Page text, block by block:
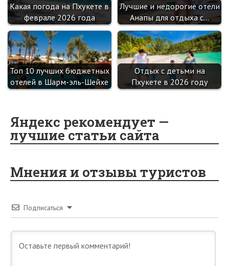
Какая погода на Пхукете в
феврале 2026 года
Лучшие и недорогие отели
Анапы для отдыха с…
Топ 10 лучших бюджетных
отелей в Шарм-эль-Шейхе
Отдых с детьми на
Пхукете в 2026 году
Яндекс рекомендует —
лучшие статьи сайта
Мнения и отзывы туристов
Подписаться